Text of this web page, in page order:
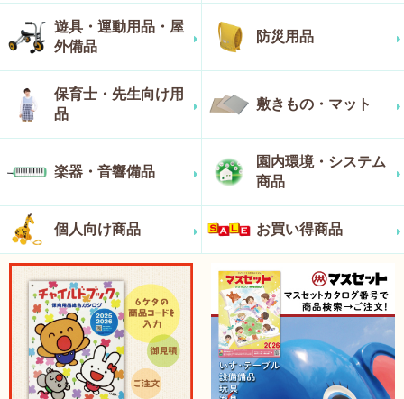
遊具・運動用品・屋
外備品
防災用品
保育士・先生向け用
品
敷きもの・マット
楽器・音響備品
園内環境・システム
商品
個人向け商品 お買い得商品